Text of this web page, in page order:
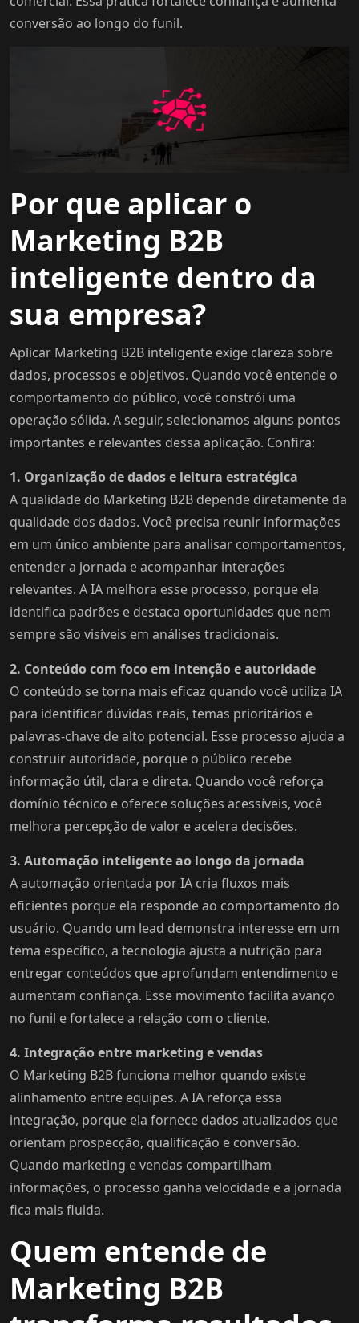
conversão ao longo do funil.
Por que aplicar o
Marketing B2B
inteligente dentro da
sua empresa?
Aplicar Marketing B2B inteligente exige clareza sobre
dados, processos e objetivos. Quando você entende o
comportamento do público, você constrói uma
operação sólida. A seguir, selecionamos alguns pontos
importantes e relevantes dessa aplicação. Confira:
1. Organização de dados e leitura estratégica
A qualidade do Marketing B2B depende diretamente da
qualidade dos dados. Você precisa reunir informações
em um único ambiente para analisar comportamentos,
entender a jornada e acompanhar interações
relevantes. A IA melhora esse processo, porque ela
identifica padrões e destaca oportunidades que nem
sempre são visíveis em análises tradicionais.
2. Conteúdo com foco em intenção e autoridade
O conteúdo se torna mais eficaz quando você utiliza IA
para identificar dúvidas reais, temas prioritários e
palavras-chave de alto potencial. Esse processo ajuda a
construir autoridade, porque o público recebe
informação útil, clara e direta. Quando você reforça
domínio técnico e oferece soluções acessíveis, você
melhora percepção de valor e acelera decisões.
3. Automação inteligente ao longo da jornada
A automação orientada por IA cria fluxos mais
eficientes porque ela responde ao comportamento do
usuário. Quando um lead demonstra interesse em um
tema específico, a tecnologia ajusta a nutrição para
entregar conteúdos que aprofundam entendimento e
aumentam confiança. Esse movimento facilita avanço
no funil e fortalece a relação com o cliente.
4. Integração entre marketing e vendas
O Marketing B2B funciona melhor quando existe
alinhamento entre equipes. A IA reforça essa
integração, porque ela fornece dados atualizados que
orientam prospecção, qualificação e conversão.
Quando marketing e vendas compartilham
informações, o processo ganha velocidade e a jornada
fica mais fluida.
Quem entende de
Marketing B2B